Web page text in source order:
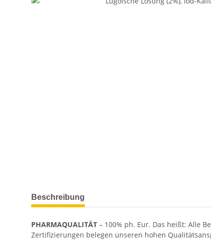
Beschreibung
PHARMAQUALITÄT – 100% ph. Eur. Das heißt: Alle
Zertifizierungen belegen unseren hohen